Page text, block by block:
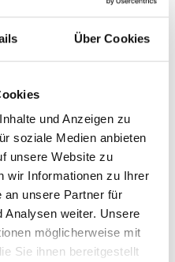
Über Cookies
und Anzeigen zu
soziale Medien anbieten
unsere Website zu
wir Informationen zu Ihrer
an unsere Partner für
Analysen weiter. Unsere
möglicherweise mit
Sie ihnen bereitgestellt